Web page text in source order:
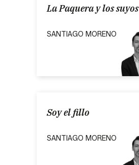
La Paquera y los suyos
SANTIAGO MORENO
Soy el fillo
SANTIAGO MORENO